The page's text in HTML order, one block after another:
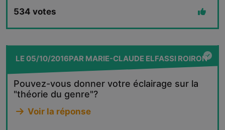
534 votes
LE05/10/2016PAR MARIE-CLAUDE ELFASSI ROIRON
Pouvez-vous donner votre éclairage sur la
"théorie du genre"?
Voir la réponse